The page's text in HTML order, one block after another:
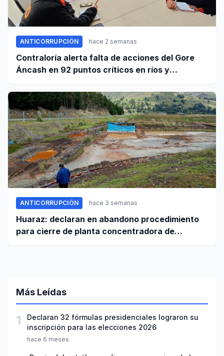
ANTICORRUPCIÓN hace 2 semanas
Contraloría alerta falta de acciones del Gore
Áncash en 92 puntos críticos en ríos y
ANTICORRUPCIÓN hace 3 semanas
Huaraz: declaran en abandono procedimiento
para cierre de planta concentradora de
Más Leídas
1
Declaran 32 fórmulas presidenciales lograron su
inscripción para las elecciones 2026
hace 6 meses